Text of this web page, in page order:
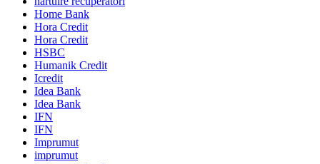
Home Bank
Hora Credit
Hora Credit
HSBC
Humanik Credit
Icredit
Idea Bank
Idea Bank
IFN
IFN
Imprumut
imprumut